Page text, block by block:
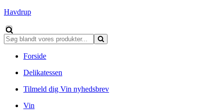
Havdrup
Forside
Delikatessen
Tilmeld dig Vin nyhedsbrev
Vin